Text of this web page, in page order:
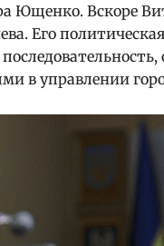
Ющенко. Вскоре
Его
в управлении